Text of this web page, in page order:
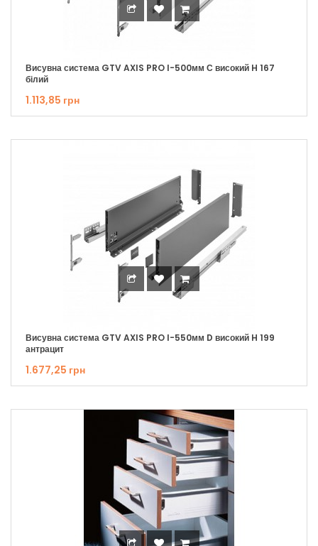
Висувна система GTV AXIS PRO I-500мм С високий H 167
білий
1.113,85 грн
Висувна система GTV AXIS PRO I-550мм D високий H 199
антрацит
1.677,25 грн